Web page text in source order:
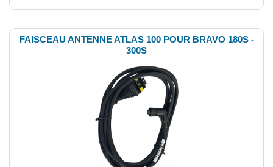
FAISCEAU ANTENNE ATLAS 100 POUR BRAVO 180S -
300S